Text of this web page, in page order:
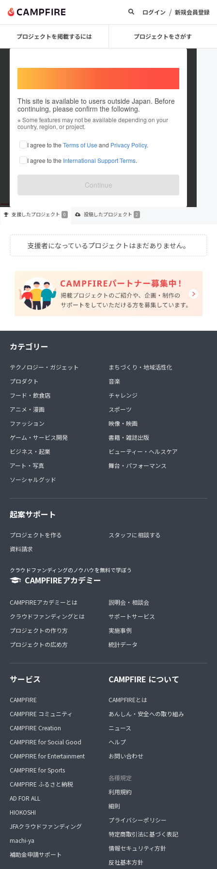
ログイン / 新規会員登録
プロジェクトを掲載するには プロジェクトをさがす
This site is available to users outside Japan. Before
continuing, please confirm the following.
※ Some features may not be available depending on your
country, region, or project.
I agree to the Terms of Use and Privacy Policy.
I agree to the International Support Terms.
Continue
studionoir3
これまでに2件のプロジェクトを投稿しています
在住国：未設定
出身国：未設定
支援したプロジェクト 0 投稿したプロジェクト 2
支援者になっているプロジェクトはまだありません。
カテゴリー
テクノロジー・ガジェット
プロダクト
フード・飲食店
アニメ・漫画
ファッション
ゲーム・サービス開発
ビジネス・起業
アート・写真
ソーシャルグッド
まちづくり・地域活性化
音楽
チャレンジ
スポーツ
映像・映画
書籍・雑誌出版
ビューティー・ヘルスケア
舞台・パフォーマンス
起案サポート
プロジェクトを作る
資料請求
スタッフに相談する
クラウドファンディングのノウハウを無料で学ぼう
CAMPFIREアカデミー
CAMPFIREアカデミーとは
クラウドファンディングとは
プロジェクトの作り方
プロジェクトの広め方
説明会・相談会
サポートサービス
実施事例
統計データ
サービス
CAMPFIRE
CAMPFIRE コミュニティ
CAMPFIRE Creation
CAMPFIRE for Social Good
CAMPFIRE for Entertainment
CAMPFIRE for Sports
CAMPFIRE ふるさと納税
AD FOR ALL
HIOKOSHI
JFAクラウドファンディング
machi-ya
補助金申請サポート
CAMPFIRE について
CAMPFIREとは
あんしん・安全への取り組み
ニュース
ヘルプ
お問い合わせ
各種規定
利用規約
細則
プライバシーポリシー
特定商取引法に基づく表記
情報セキュリティ方針
反社基本方針